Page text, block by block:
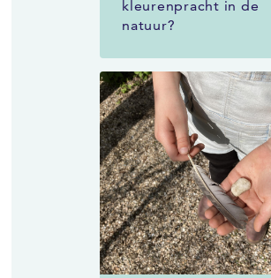
kleurenpracht in de
natuur?